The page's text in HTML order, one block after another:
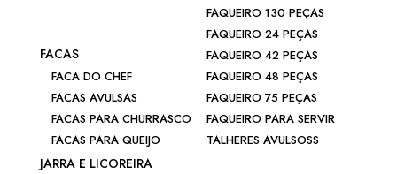
FACAS
FACA DO CHEF
FACAS AVULSAS
FACAS PARA CHURRASCO
FACAS PARA QUEIJO
FAQUEIRO 130 PEÇAS
FAQUEIRO 24 PEÇAS
FAQUEIRO 42 PEÇAS
FAQUEIRO 48 PEÇAS
FAQUEIRO 75 PEÇAS
FAQUEIRO PARA SERVIR
TALHERES AVULSOSS
JARRA E LICOREIRA